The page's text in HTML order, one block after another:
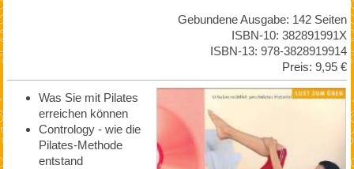
Gebundene Ausgabe: 142 Seiten
ISBN-10: 382891991X
ISBN-13: 978-3828919914
Preis: 9,95 €
Was Sie mit Pilates
erreichen können
Contrology - wie die
Pilates-Methode
entstand